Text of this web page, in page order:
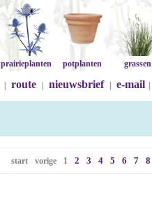
prairieplanten potplanten grassen
route nieuwsbrief e-mail
start vorige 1 2 3 4 5 6 7 8